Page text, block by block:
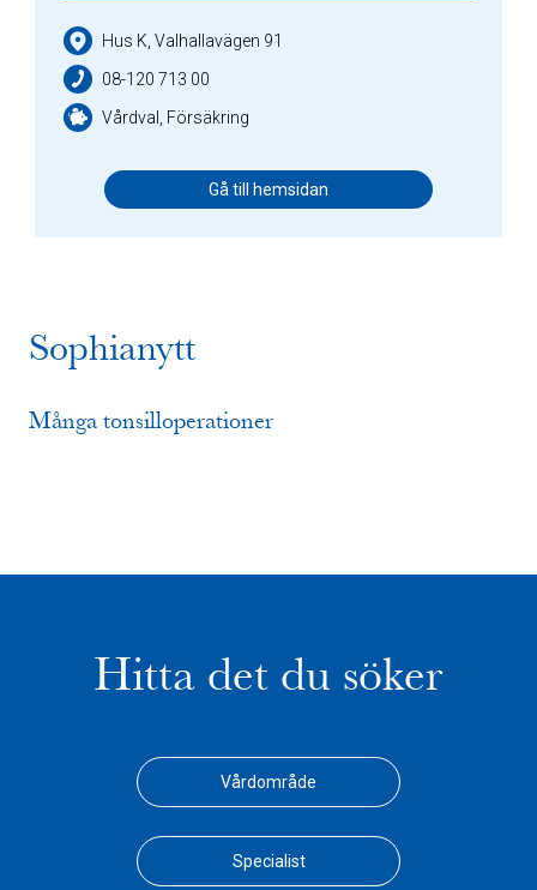
Hus K, Valhallavägen 91
08-120 713 00
Vårdval, Försäkring
Gå till hemsidan
Sophianytt
Många tonsilloperationer
Hitta det du söker
Vårdområde
Specialist